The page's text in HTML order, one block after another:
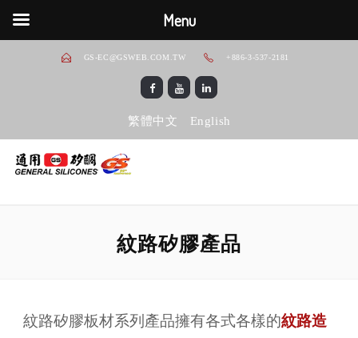
GS-EC@GSWEB.COM.TW +886-3-537-2181
繁體中文 English
紋路矽膠產品
紋路矽膠板材系列產品擁有各式各樣的紋路造
Menu